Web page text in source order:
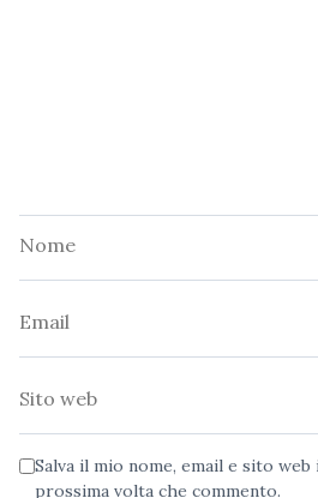
Salva il mio nome, email e sito
prossima volta che commento.